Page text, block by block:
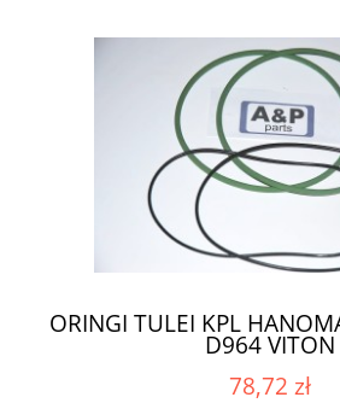
ORINGI TULEI KPL
D964 VITON
78,72 zł